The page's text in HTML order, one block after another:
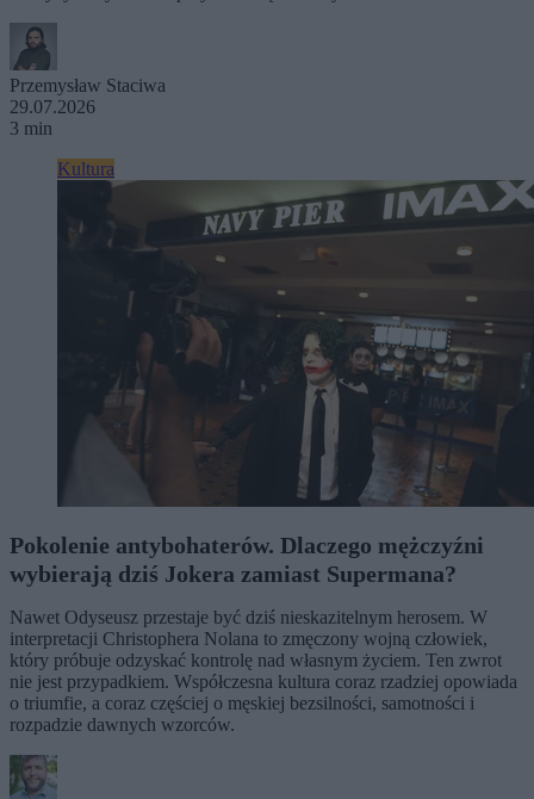
Przemysław Staciwa
29.07.2026
3 min
Kultura
Pokolenie antybohaterów. Dlaczego mężczyźni
wybierają dziś Jokera zamiast Supermana?
Nawet Odyseusz przestaje być dziś nieskazitelnym herosem. W
interpretacji Christophera Nolana to zmęczony wojną człowiek,
który próbuje odzyskać kontrolę nad własnym życiem. Ten zwrot
nie jest przypadkiem. Współczesna kultura coraz rzadziej opowiada
o triumfie, a coraz częściej o męskiej bezsilności, samotności i
rozpadzie dawnych wzorców.